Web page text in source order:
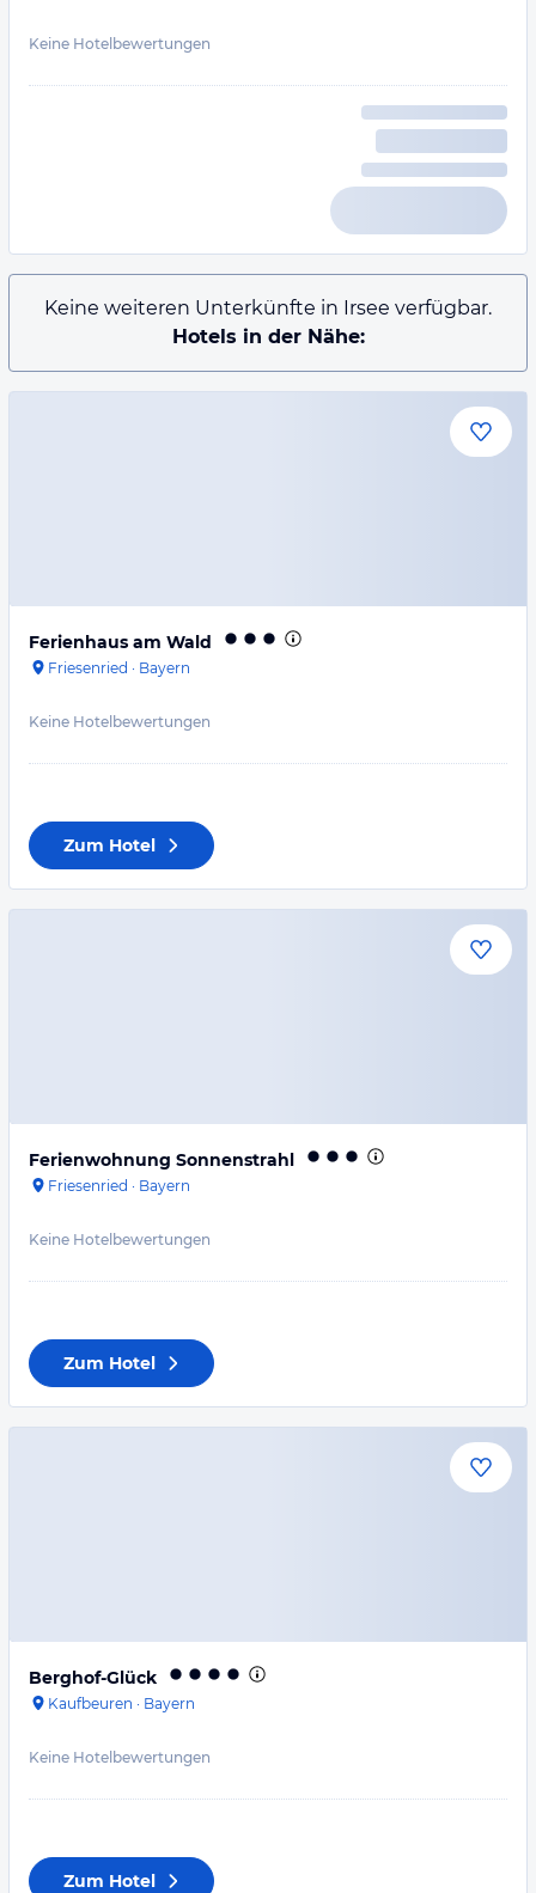
Keine Hotelbewertungen
Keine weiteren Unterkünfte in Irsee verfügbar.
Hotels in der Nähe:
Ferienhaus am Wald
Friesenried · Bayern
Keine Hotelbewertungen
Zum Hotel
Ferienwohnung Sonnenstrahl
Friesenried · Bayern
Keine Hotelbewertungen
Zum Hotel
Berghof-Glück
Kaufbeuren · Bayern
Keine Hotelbewertungen
Zum Hotel